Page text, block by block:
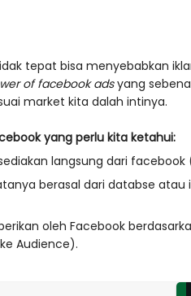
tepat bisa menyebabkan
of facebook adsyang
market kita dalah intinya.⁣
yang perlu kita ketahui:
langsung dari
berasal dari databse
oleh Facebook
Audience).